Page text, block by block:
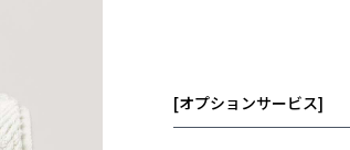
[オプションサービス]